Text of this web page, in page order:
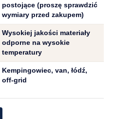
postojące (proszę sprawdzić
wymiary przed zakupem)
Wysokiej jakości materiały
odporne na wysokie
temperatury
Kempingowiec, van, łódź,
off-grid